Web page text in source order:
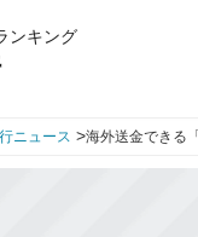
ンキング
ニュース >海外送金できる